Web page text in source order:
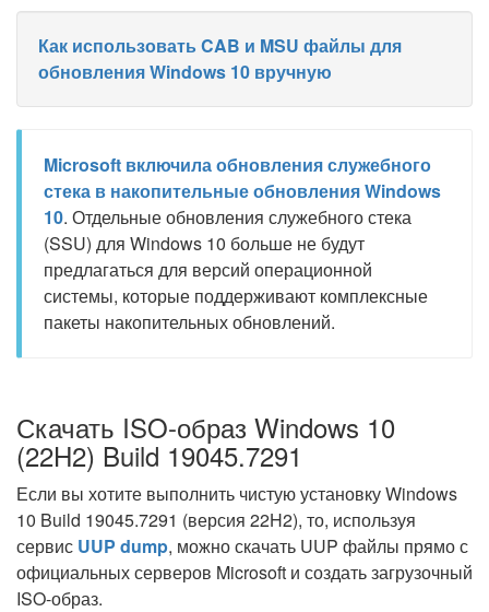
Как использовать CAB и MSU файлы для
обновления Windows 10 вручную
Microsoft включила обновления служебного
стека в накопительные обновления Windows
10. Отдельные обновления служебного стека
(SSU) для Windows 10 больше не будут
предлагаться для версий операционной
системы, которые поддерживают комплексные
пакеты накопительных обновлений.
Скачать ISO-образ Windows 10
(22H2) Build 19045.7291
Если вы хотите выполнить чистую установку Windows
10 Build 19045.7291 (версия 22H2), то, используя
сервис UUP dump, можно скачать UUP файлы прямо с
официальных серверов Microsoft и создать загрузочный
ISO-образ.